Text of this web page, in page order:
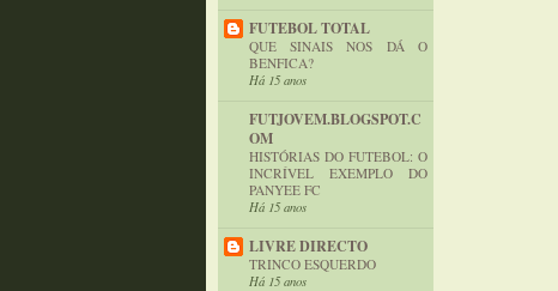
FUTEBOL TOTAL
QUE SINAIS NOS DÁ O
BENFICA?
Há 15 anos
FUTJOVEM.BLOGSPOT.C
OM
HISTÓRIAS DO FUTEBOL: O
INCRÍVEL EXEMPLO DO
PANYEE FC
Há 15 anos
LIVRE DIRECTO
TRINCO ESQUERDO
Há 15 anos